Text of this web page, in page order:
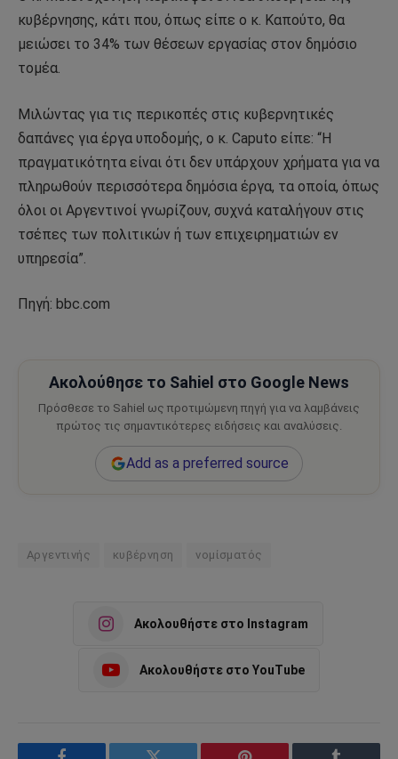
κυβέρνησης, κάτι που, όπως είπε ο κ. Καπούτο, θα
μειώσει το 34% των θέσεων εργασίας στον δημόσιο
τομέα.
Μιλώντας για τις περικοπές στις κυβερνητικές
δαπάνες για έργα υποδομής, ο κ. Caputo είπε: “Η
πραγματικότητα είναι ότι δεν υπάρχουν χρήματα για να
πληρωθούν περισσότερα δημόσια έργα, τα οποία, όπως
όλοι οι Αργεντινοί γνωρίζουν, συχνά καταλήγουν στις
τσέπες των πολιτικών ή των επιχειρηματιών εν
υπηρεσία”.
Πηγή: bbc.com
Ακολούθησε το Sahiel στο Google News
Πρόσθεσε το Sahiel ως προτιμώμενη πηγή για να λαμβάνεις
πρώτος τις σημαντικότερες ειδήσεις και αναλύσεις.
Add as a preferred source
Αργεντινής κυβέρνηση νομίσματός
Ακολουθήστε στο Instagram
Ακολουθήστε στο YouTube